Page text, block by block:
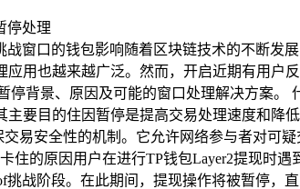
战窗口的钱包影响随着区块链技术的不断
用也越来越广泛。然而，开启近期有用户
背景、原因及可能的窗口处理解决方案。
要目的住因暂停是提高交易处理速度和降
易安全性的机制。它允许网络参与者对可
住的原因用户在进行TP钱包Layer2提现时
挑战阶段。在此期间，提现操作将被暂停